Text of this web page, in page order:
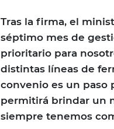
Tras la firma, el
séptimo mes de
prioritario para
distintas líneas de
convenio es un paso
permitirá brindar un
siempre tenemos